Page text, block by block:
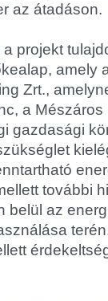
az átadáson.
projekt
amely
Zrt.,
a
gazdasági
további
belül az